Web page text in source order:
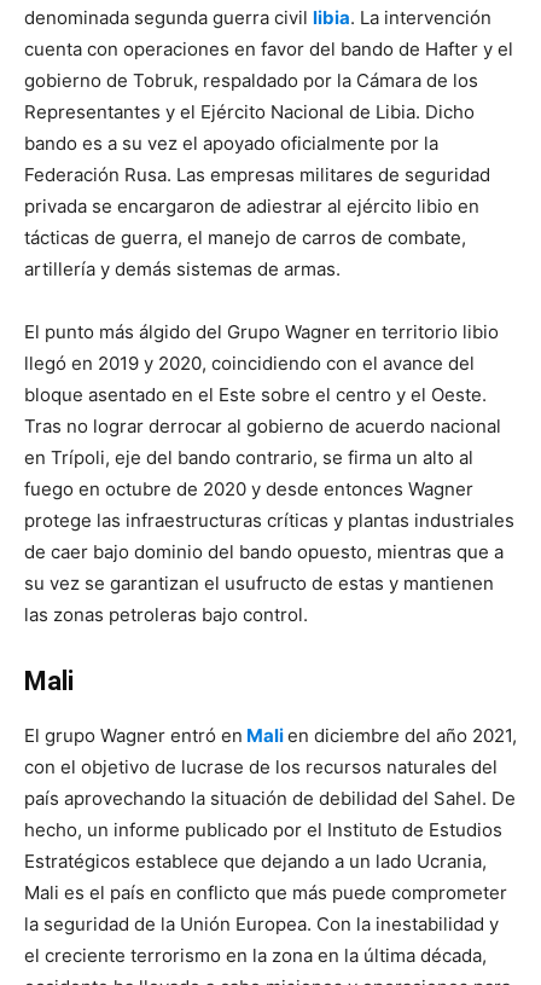
denominada segunda guerra civil libia. La intervención
cuenta con operaciones en favor del bando de Hafter y el
gobierno de Tobruk, respaldado por la Cámara de los
Representantes y el Ejército Nacional de Libia. Dicho
bando es a su vez el apoyado oficialmente por la
Federación Rusa. Las empresas militares de seguridad
privada se encargaron de adiestrar al ejército libio en
tácticas de guerra, el manejo de carros de combate,
artillería y demás sistemas de armas.
El punto más álgido del Grupo Wagner en territorio libio
llegó en 2019 y 2020, coincidiendo con el avance del
bloque asentado en el Este sobre el centro y el Oeste.
Tras no lograr derrocar al gobierno de acuerdo nacional
en Trípoli, eje del bando contrario, se firma un alto al
fuego en octubre de 2020 y desde entonces Wagner
protege las infraestructuras críticas y plantas industriales
de caer bajo dominio del bando opuesto, mientras que a
su vez se garantizan el usufructo de estas y mantienen
las zonas petroleras bajo control.
Mali
El grupo Wagner entró en Malien diciembre del año 2021,
con el objetivo de lucrase de los recursos naturales del
país aprovechando la situación de debilidad del Sahel. De
hecho, un informe publicado por el Instituto de Estudios
Estratégicos establece que dejando a un lado Ucrania,
Mali es el país en conflicto que más puede comprometer
la seguridad de la Unión Europea. Con la inestabilidad y
el creciente terrorismo en la zona en la última década,